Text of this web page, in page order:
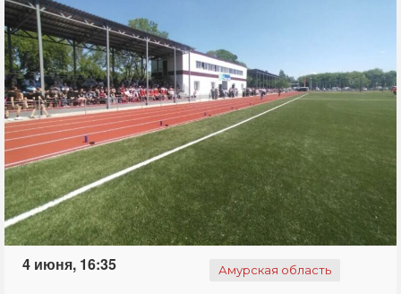
4 июня, 16:35 Амурская область